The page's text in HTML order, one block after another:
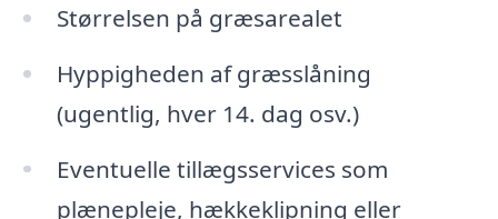
Størrelsen på græsarealet
Hyppigheden af græsslåning
(ugentlig, hver 14. dag osv.)
Eventuelle tillægsservices som
plænepleje, hækkeklipning eller